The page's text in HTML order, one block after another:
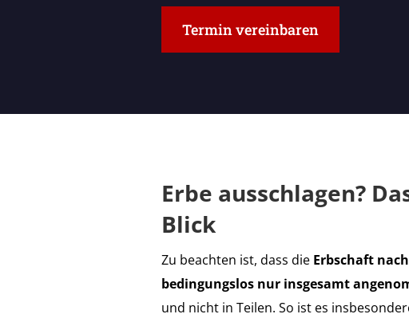
Termin vereinbaren
Erbe ausschlagen?
Blick
Zu beachten ist, dass die Erbschaft
bedingungslos nur insgesamt
und nicht in Teilen. So ist es